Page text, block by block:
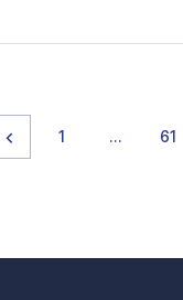
Page précédente
page
1 … 61